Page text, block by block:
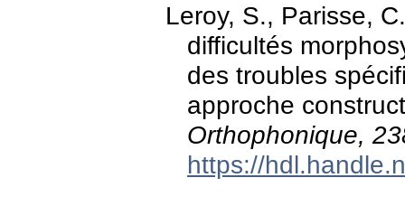
Leroy, S., Parisse,
difficultés
des troubles
approche
Orthophonique,
https://